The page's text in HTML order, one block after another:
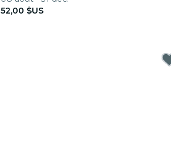
52,00 $US